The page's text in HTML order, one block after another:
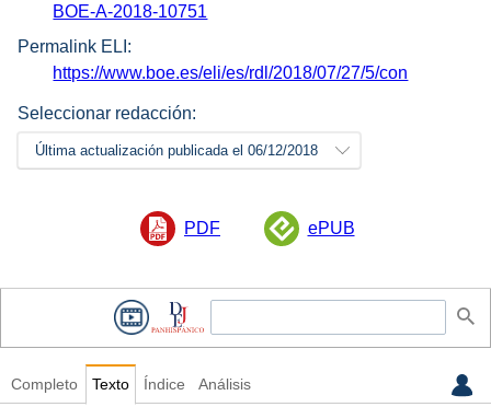
BOE-A-2018-10751
Permalink ELI:
https://www.boe.es/eli/es/rdl/2018/07/27/5/con
Seleccionar redacción:
Última actualización publicada el 06/12/2018
PDF ePUB
Completo Texto Índice Análisis